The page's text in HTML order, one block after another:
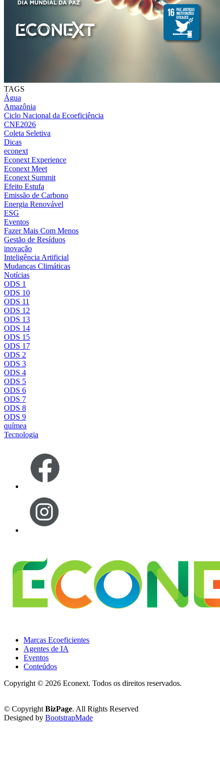
TAGS
Água
Amazônia
Ciclo Nacional da Ecoeficiência
CNE2026
Coleta Seletiva
Dicas
econext
Econext Experience
Econext Meet
Econext Summit
Efeito Estufa
Emissão de Carbono
Energia Renovável
ESG
Eventos
Fazer Mais Com Menos
Gestão de Resíduos
inovação
Inteligência Artificial
Mudanças Climáticas
Notícias
ODS 1
ODS 10
ODS 11
ODS 12
ODS 13
ODS 14
ODS 15
ODS 17
ODS 2
ODS 3
ODS 4
ODS 5
ODS 6
ODS 7
ODS 8
ODS 9
químea
Tecnologia
Marcas Ecoeficientes
Agentes de IA
Eventos
Conteúdos
Copyright © 2026 Econext. Todos os direitos reservados.
© Copyright BizPage. All Rights Reserved
Designed by BootstrapMade